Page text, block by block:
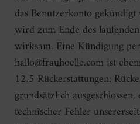
das Benutzerkonto
wird zum Ende des
wirksam. Eine Kündigung
hallo@frauhoelle.com ist
12.5 Rückerstattungen:
grundsätzlich
technischer Fehler